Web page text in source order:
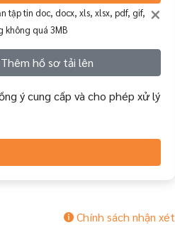
×
tập tin doc, docx, xls, xlsx, pdf, gif,
quá 3MB
Thêm hồ sơ tải lên
ý cung cấp và cho phép xử lý
Chính sách nhận xét